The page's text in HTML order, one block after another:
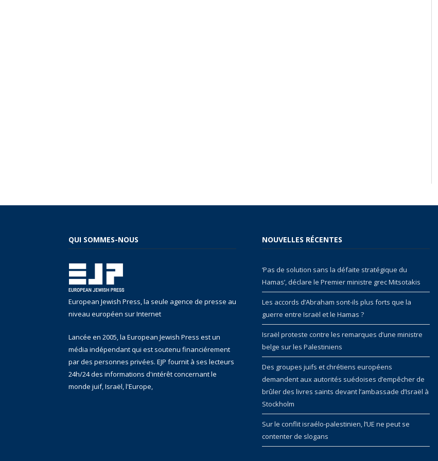
QUI SOMMES-NOUS
European Jewish Press, la seule agence de presse au
niveau européen sur Internet
Lancée en 2005, la European Jewish Press est un
média indépendant qui est soutenu financiérement
par des personnes privées. EJP fournit à ses lecteurs
24h/24 des informations d'intérêt concernant le
monde juif, Israël, l'Europe,
NOUVELLES RÉCENTES
‘Pas de solution sans la défaite stratégique du
Hamas’, déclare le Premier ministre grec Mitsotakis
Les accords d’Abraham sont-ils plus forts que la
guerre entre Israël et le Hamas ?
Israël proteste contre les remarques d’une ministre
belge sur les Palestiniens
Des groupes juifs et chrétiens européens
demandent aux autorités suédoises d’empêcher de
brûler des livres saints devant l’ambassade d’Israël à
Stockholm
Sur le conflit israélo-palestinien, l’UE ne peut se
contenter de slogans